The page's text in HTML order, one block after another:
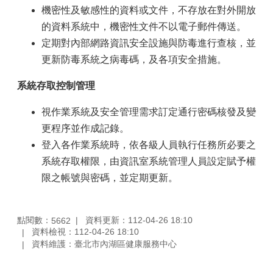
機密性及敏感性的資料或文件，不存放在對外開放
的資料系統中，機密性文件不以電子郵件傳送。
定期對內部網路資訊安全設施與防毒進行查核，並
更新防毒系統之病毒碼，及各項安全措施。
系統存取控制管理
視作業系統及安全管理需求訂定通行密碼核發及變
更程序並作成記錄。
登入各作業系統時，依各級人員執行任務所必要之
系統存取權限，由資訊室系統管理人員設定賦予權
限之帳號與密碼，並定期更新。
點閱數： 5662
資料更新：112-04-26 18:10
資料檢視：112-04-26 18:10
資料維護：臺北市內湖區健康服務中心